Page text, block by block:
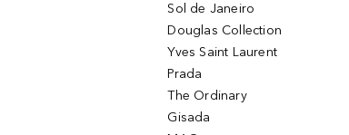
Sol de Janeiro
Douglas Collection
Yves Saint Laurent
Prada
The Ordinary
Gisada